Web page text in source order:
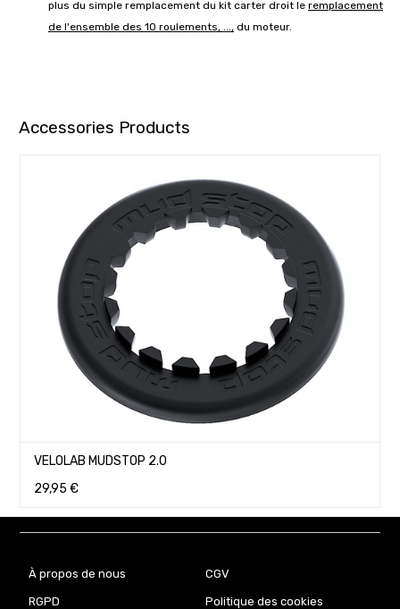
plus du simple remplacement du kit carter droit le remplacement
de l'ensemble des 10 roulements, ..., du moteur.
Accessories Products
VELOLAB MUDSTOP 2.0
29,95 €
À propos de nous CGV
RGPD Politique des cookies